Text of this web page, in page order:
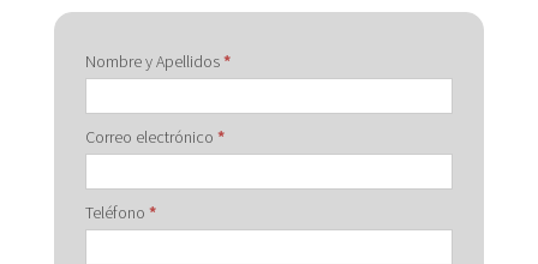
Contactar
con
Nombre y Apellidos*
Correo electrónico *
Teléfono *